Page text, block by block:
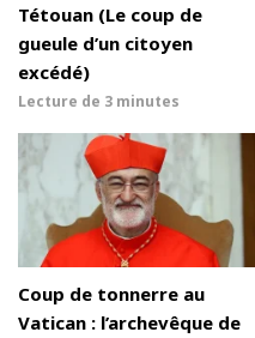
Tétouan (Le coup de
gueule d’un citoyen
excédé)
Lecture de 3 minutes
Coup de tonnerre au
Vatican : l’archevêque de